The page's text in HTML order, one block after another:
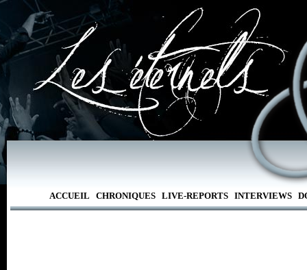
ACCUEIL CHRONIQUES LIVE-REPORTS INTERVIEWS